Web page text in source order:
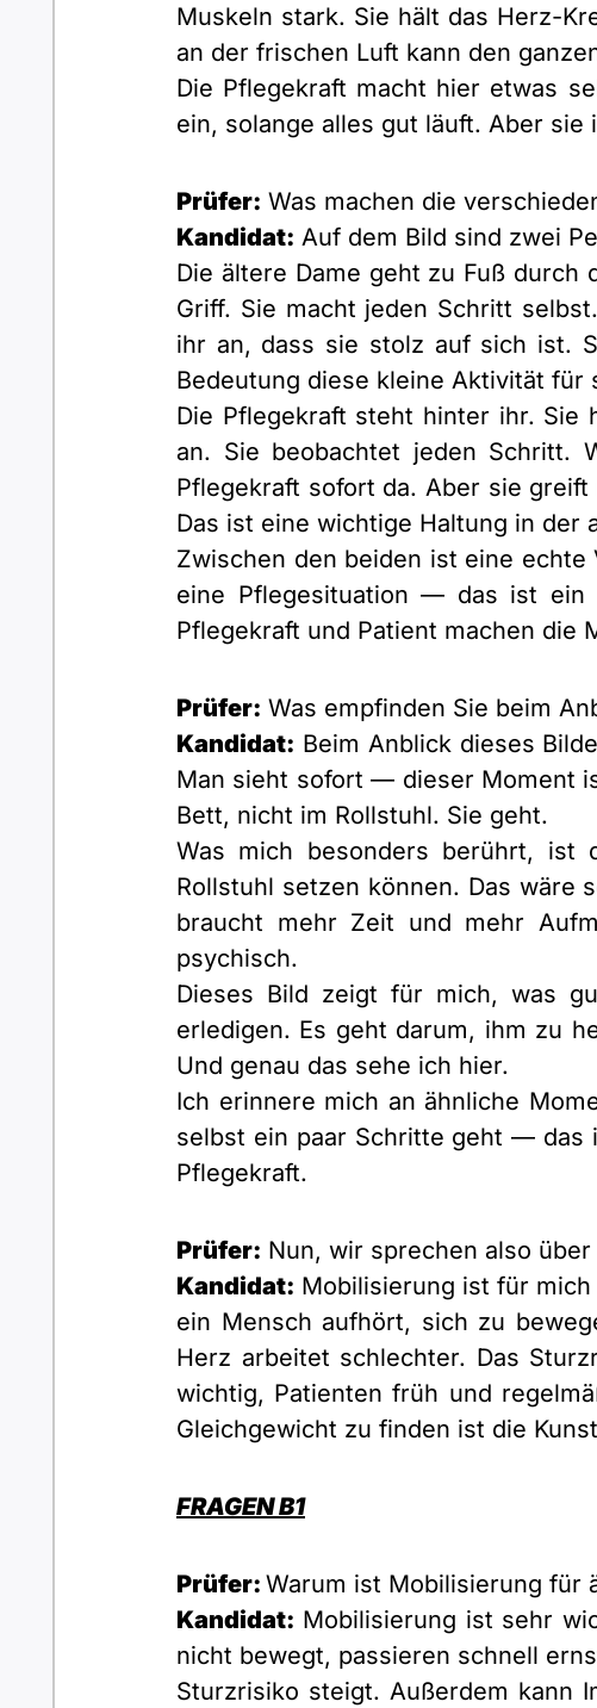
Muskeln stark. Sie hält das Herz-
an der frischen Luft kann den
Die Pflegekraft macht hier etwas
ein, solange alles gut läuft. Aber
Prüfer: Was machen die
Kandidat: Auf dem Bild sind zwei
Die ältere Dame geht zu Fuß
Griff. Sie macht jeden Schritt
ihr an, dass sie stolz auf sich ist.
Bedeutung diese kleine Aktivität für
Die Pflegekraft steht hinter ihr. Sie
an. Sie beobachtet jeden Schritt.
Pflegekraft sofort da. Aber sie
Das ist eine wichtige Haltung in der
Zwischen den beiden ist eine
eine Pflegesituation — das ist ein
Pflegekraft und Patient machen die
Prüfer: Was empfinden Sie beim
Kandidat: Beim Anblick dieses
Man sieht sofort — dieser Moment
Bett, nicht im Rollstuhl. Sie geht.
Was mich besonders berührt, ist
Rollstuhl setzen können. Das wäre
braucht mehr Zeit und mehr
psychisch.
Dieses Bild zeigt für mich, was
erledigen. Es geht darum, ihm zu
Und genau das sehe ich hier.
Ich erinnere mich an ähnliche
selbst ein paar Schritte geht — das
Pflegekraft.
Prüfer: Nun, wir sprechen also
Kandidat: Mobilisierung ist für
ein Mensch aufhört, sich zu
Herz arbeitet schlechter. Das
wichtig, Patienten früh und
Gleichgewicht zu finden ist die
FRAGEN B1
Prüfer: Warum ist Mobilisierung für
Kandidat: Mobilisierung ist sehr
nicht bewegt, passieren schnell
Sturzrisiko steigt. Außerdem kann